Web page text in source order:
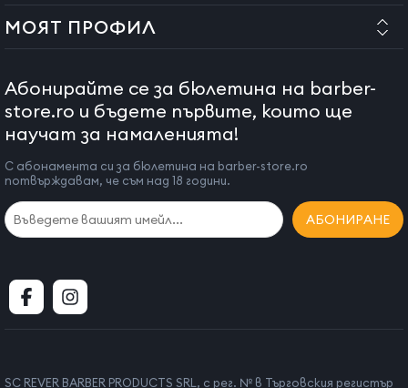
МОЯТ ПРОФИЛ
Абонирайте се за бюлетина на barber-
store.ro и бъдете първите, които ще
научат за намаленията!
С абонамента си за бюлетина на barber-store.ro
потвърждавам, че съм над 18 години.
АБОНИРАНЕ
SC REVER BARBER PRODUCTS SRL, с рег. № в Търговския регистър